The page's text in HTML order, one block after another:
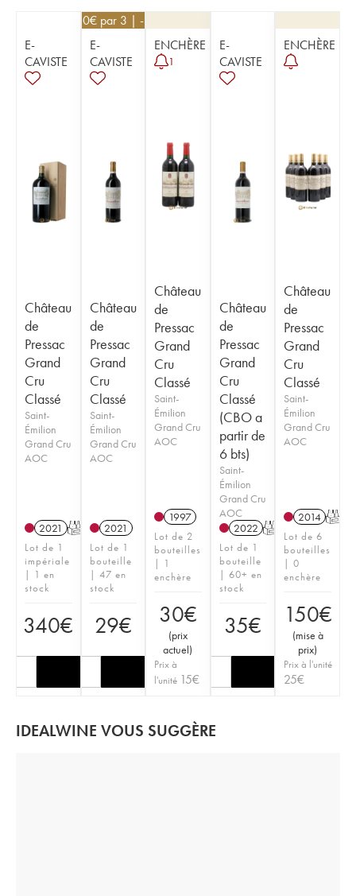
E-
CAVISTE
Château
de
Pressac
Grand
Cru
Classé
Saint-
Émilion
Grand Cru
AOC
2021 T
Lot de 1
impériale
| 1 en
stock
340€
26,10€ par 3 | -10%
E-
CAVISTE
Château
de
Pressac
Grand
Cru
Classé
Saint-
Émilion
Grand Cru
AOC
2021
Lot de 1
bouteille
| 47 en
stock
29€
ENCHÈRE
1
Château
de
Pressac
Grand
Cru
Classé
Saint-
Émilion
Grand Cru
AOC
1997
Lot de 2
bouteilles
| 1
enchère
30€
(prix
actuel)
Prix à
l'unité 15€
E-
CAVISTE
Château
de
Pressac
Grand
Cru
Classé
(CBO a
partir de
6 bts)
Saint-
Émilion
Grand Cru
AOC
2022 T
Lot de 1
bouteille
| 60+ en
stock
35€
ENCHÈRE
Château
de
Pressac
Grand
Cru
Classé
Saint-
Émilion
Grand Cru
AOC
2014 T
Lot de 6
bouteilles
| 0
enchère
150€
(mise à
prix)
Prix à l'unité
25€
IDEALWINE VOUS SUGGÈRE